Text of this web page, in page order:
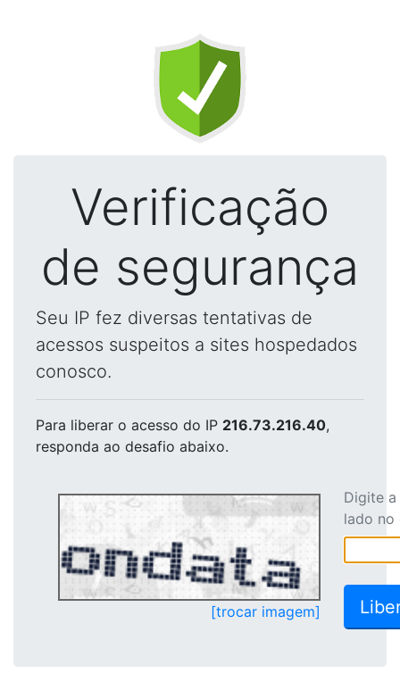
Verificação
de segurança
Seu IP fez diversas tentativas de
acessos suspeitos a sites hospedados
conosco.
Para liberar o acesso do IP 216.73.216.40,
responda ao desafio abaixo.
[trocar imagem]
Digite
lado no